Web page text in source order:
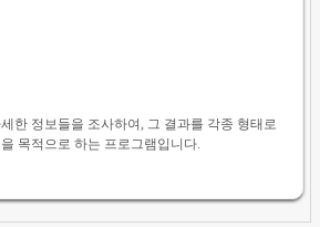
한 정보들을 조사하여, 그 결과를 각종 형태로
목적으로 하는 프로그램입니다.